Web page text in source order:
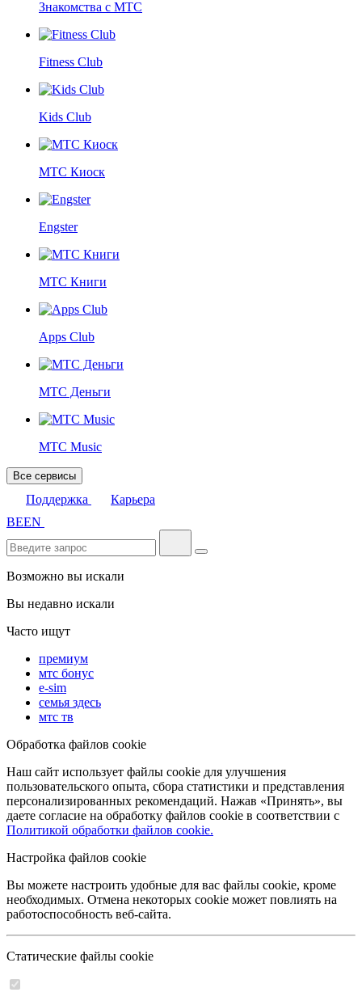
Знакомства с МТС
Fitness Club
Kids Club
МТС Киоск
Engster
МТС Книги
Apps Club
МТС Деньги
МТС Music
Все сервисы
Поддержка
Карьера
BEEN
Возможно вы искали
Вы недавно искали
Часто ищут
премиум
мтс бонус
e-sim
семья здесь
мтс тв
Обработка файлов cookie
Наш сайт использует файлы cookie для улучшения
пользовательского опыта, сбора статистики и представления
персонализированных рекомендаций. Нажав «Принять», вы
даете согласие на обработку файлов cookie в соответствии с
Политикой обработки файлов cookie.
Настройка файлов cookie
Вы можете настроить удобные для вас файлы cookie, кроме
необходимых. Отмена некоторых cookie может повлиять на
работоспособность веб-сайта.
Статические файлы cookie